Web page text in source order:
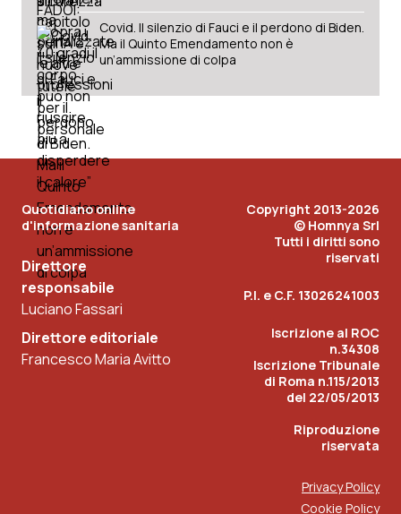
Covid. Il silenzio di Fauci e il perdono di Biden.
Ma il Quinto Emendamento non è
un’ammissione di colpa
Quotidiano online
d'informazione sanitaria
Direttore
responsabile
Luciano Fassari
Direttore editoriale
Francesco Maria Avitto
Copyright 2013-2026
© Homnya Srl
Tutti i diritti sono
riservati
P.I. e C.F. 13026241003
Iscrizione al ROC
n.34308
Iscrizione Tribunale
di Roma n.115/2013
del 22/05/2013
Riproduzione
riservata
Privacy Policy
Cookie Policy